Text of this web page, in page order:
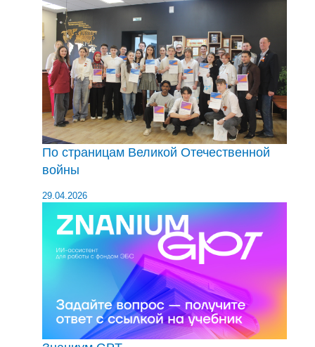
По страницам Великой Отечественной
войны
29.04.2026